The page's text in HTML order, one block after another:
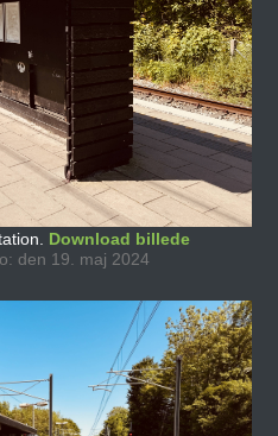
Download billede
den 19. maj 2024